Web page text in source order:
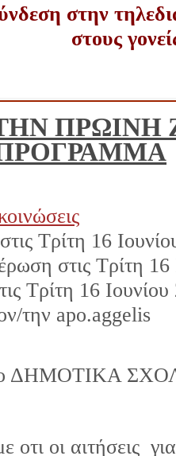
στην
στους
ΠΡΩΙΝΗ
Τρίτη 16
στις Τρίτη
Τρίτη 16
την apo.aggelis
ΔΗΜΟΤΙΚΑ
οτι οι αιτήσεις